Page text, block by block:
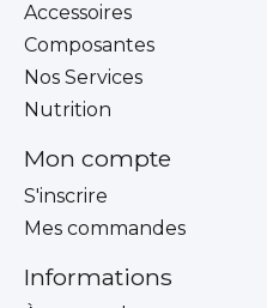
Accessoires
Composantes
Nos Services
Nutrition
Mon compte
S'inscrire
Mes commandes
Informations